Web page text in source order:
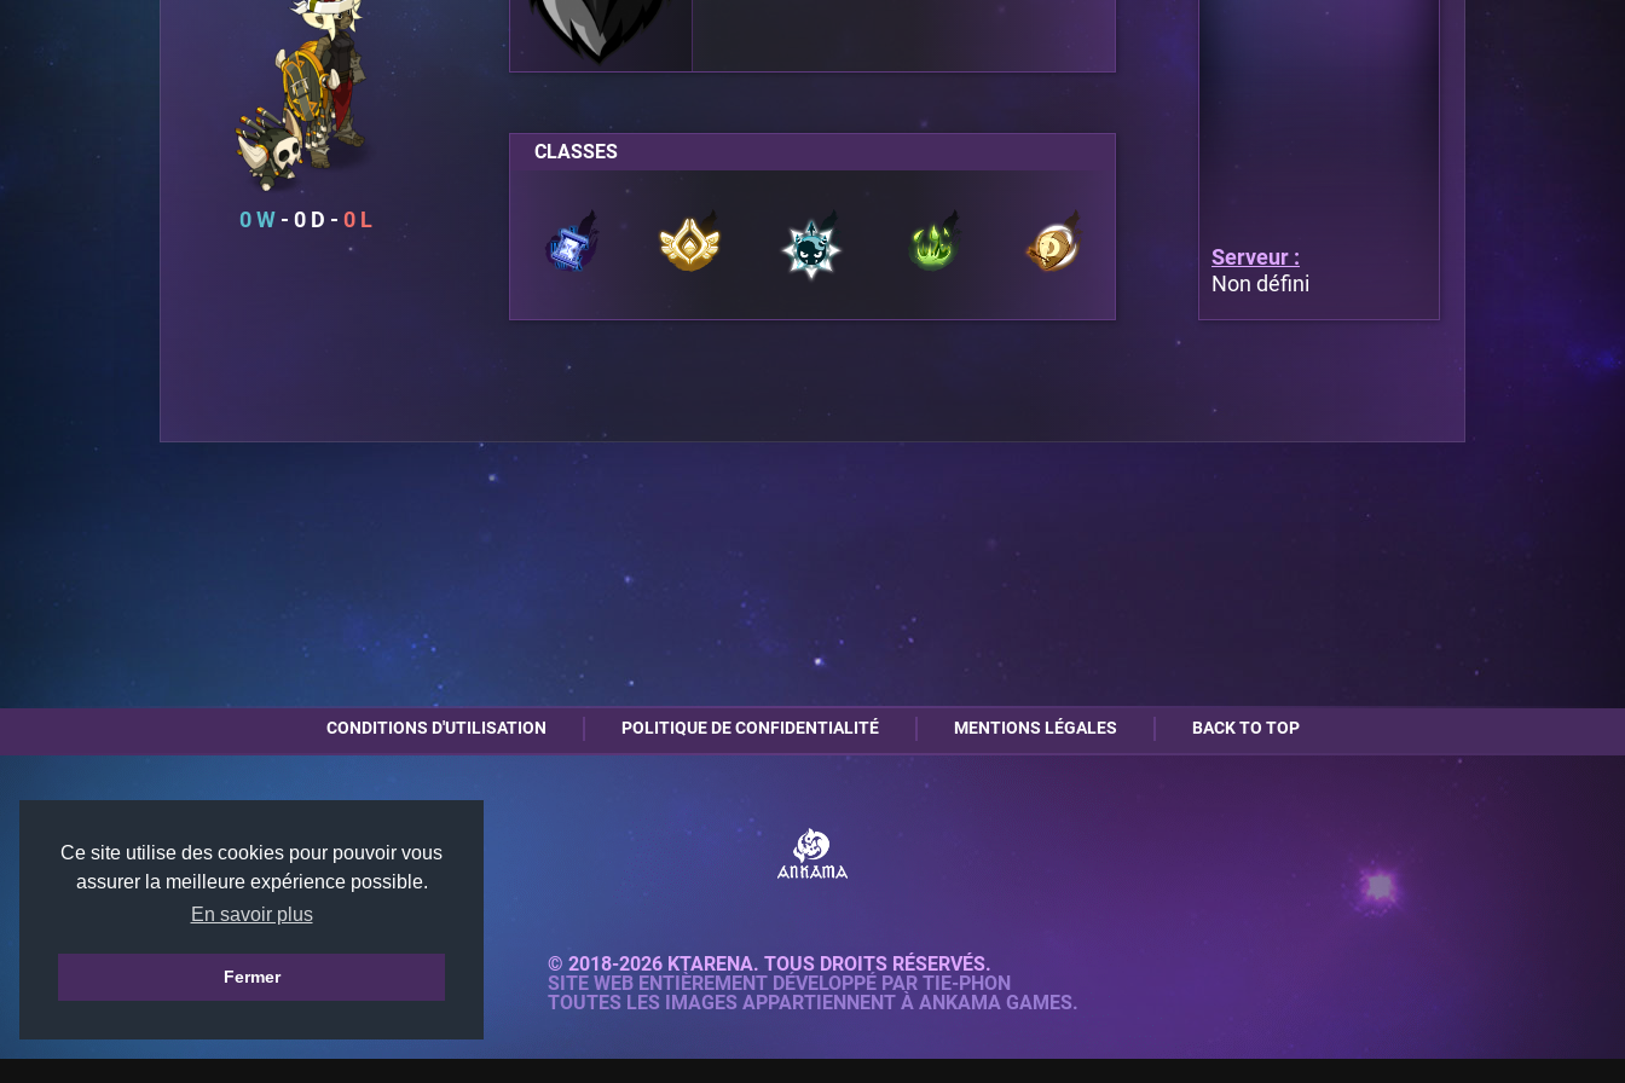
Ce site utilise des cookies pour pouvoir vous
assurer la meilleure expérience possible.
En savoir plus
Fermer
0 0 0
CLASSES
Serveur :
Non défini
CONDITIONS D'UTILISATION POLITIQUE DE CONFIDENTIALITÉ MENTIONS LÉGALES BACK TO TOP
© 2018-2026 KTARENA. TOUS DROITS RÉSERVÉS.
SITE WEB ENTIÈREMENT DÉVELOPPÉ PAR TIE-PHON
TOUTES LES IMAGES APPARTIENNENT À ANKAMA GAMES.